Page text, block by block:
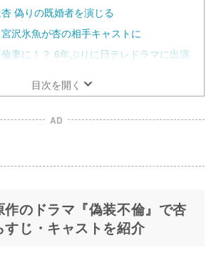
偽りの既婚者を演じる
沢氷魚が杏の相手キャストに
妻に！？ 6年ぶりに日テレドラマに出演
目次を開く
AD
のドラマ『偽装不倫』で杏
すじ・キャストを紹介